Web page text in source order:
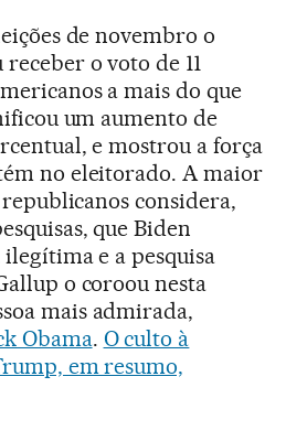
de novembro o
o voto de 11
a mais do que
um aumento de
e mostrou a força
no eleitorado. A maior
considera,
que Biden
e a pesquisa
o coroou nesta
mais admirada,
Obama. O culto à
em resumo,